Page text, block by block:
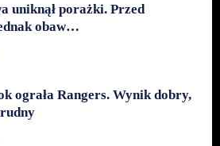
uniknął porażki. Przed
obaw…
ograła Rangers. Wynik dobry,